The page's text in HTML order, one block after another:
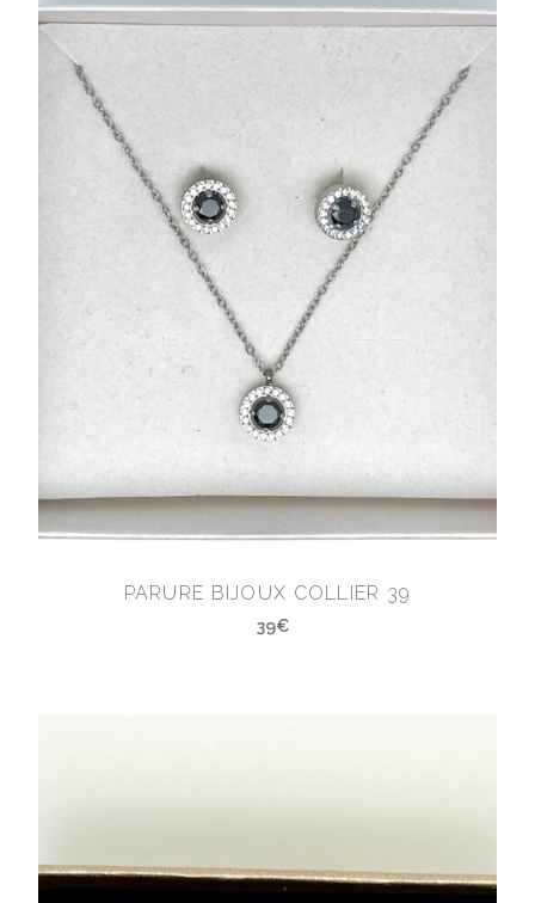
PARURE BIJOUX COLLIER 39
39€